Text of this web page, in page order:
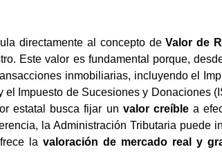
directamente al concepto deValor de
Este valor es fundamental porque,
inmobiliarias, incluyendo el
Impuesto de Sucesiones y Donaciones
estatal busca fijar un valor creíble a
la Administración Tributaria puede
la valoración de mercado real y